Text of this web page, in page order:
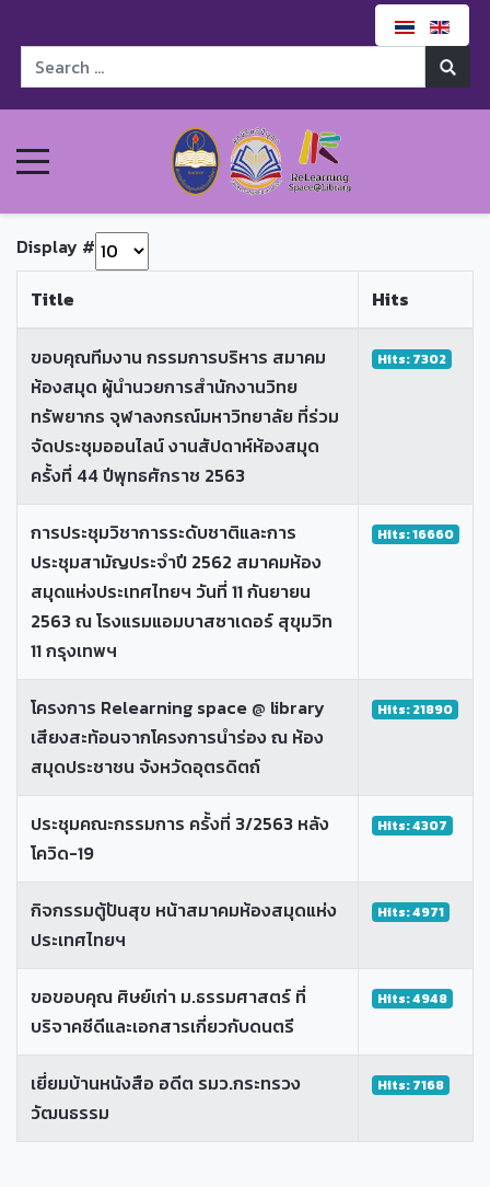
Display #
Title
Hits
ขอบคุณทีมงาน กรรมการบริหาร สมาคม
ห้องสมุด ผู้นำนวยการสำนักงานวิทย
ทรัพยากร จุฬาลงกรณ์มหาวิทยาลัย ที่ร่วม
จัดประชุมออนไลน์ งานสัปดาห์ห้องสมุด
ครั้งที่ 44 ปีพุทธศักราช 2563
Hits: 7302
การประชุมวิชาการระดับชาติและการ
ประชุมสามัญประจำปี 2562 สมาคมห้อง
สมุดแห่งประเทศไทยฯ วันที่ 11 กันยายน
2563 ณ โรงแรมแอมบาสซาเดอร์ สุขุมวิท
11 กรุงเทพฯ
Hits: 16660
โครงการ Relearning space @ library
เสียงสะท้อนจากโครงการนำร่อง ณ ห้อง
สมุดประชาชน จังหวัดอุตรดิตถ์
Hits: 21890
ประชุมคณะกรรมการ ครั้งที่ 3/2563 หลัง
โควิด-19
Hits: 4307
กิจกรรมตู้ปันสุข หน้าสมาคมห้องสมุดแห่ง
ประเทศไทยฯ
Hits: 4971
ขอขอบคุณ ศิษย์เก่า ม.ธรรมศาสตร์ ที่
บริจาคซีดีและเอกสารเกี่ยวกับดนตรี
Hits: 4948
เยี่ยมบ้านหนังสือ อดีต รมว.กระทรวง
วัฒนธรรม
Hits: 7168